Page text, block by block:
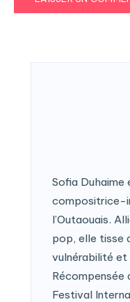
Sofia Duhaime
compositrice-
l’Outaouais.
pop, elle tisse
vulnérabilité et
Récompensée
Festival